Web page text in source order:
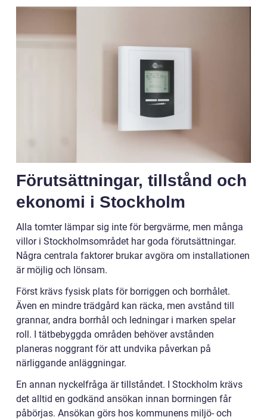
Förutsättningar, tillstånd och
ekonomi i Stockholm
Alla tomter lämpar sig inte för bergvärme, men många
villor i Stockholmsområdet har goda förutsättningar.
Några centrala faktorer brukar avgöra om installationen
är möjlig och lönsam.
Först krävs fysisk plats för borriggen och borrhålet.
Även en mindre trädgård kan räcka, men avstånd till
grannar, andra borrhål och ledningar i marken spelar
roll. I tätbebyggda områden behöver avstånden
planeras noggrant för att undvika påverkan på
närliggande anläggningar.
En annan nyckelfråga är tillståndet. I Stockholm krävs
det alltid en godkänd ansökan innan borrningen får
påbörjas. Ansökan görs hos kommunens miljö- och